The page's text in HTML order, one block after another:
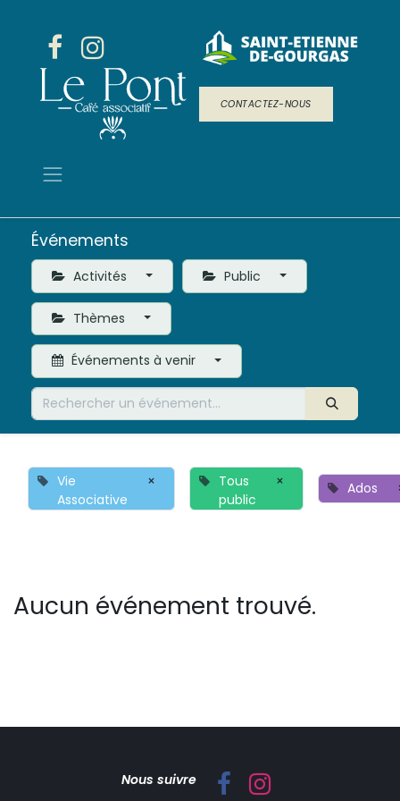
CONTACTEZ-NOUS
Événements
Activités Public
Thèmes
Événements à venir
Vie
Associative
×
Tous
public
× Ados
Aucun événement trouvé.
Nous suivre